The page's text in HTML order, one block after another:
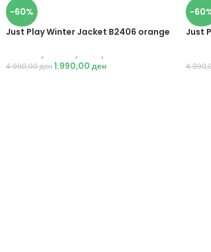
-60%
Just Play Winter Jacket B2406 orange
, , ,
4.990,00ден1.990,00 ден
-
Just